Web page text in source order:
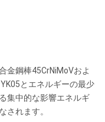
金鋼棒45CrNiMoVおよ
とエネルギーの最少
集中的な影響エネルギ
されます。